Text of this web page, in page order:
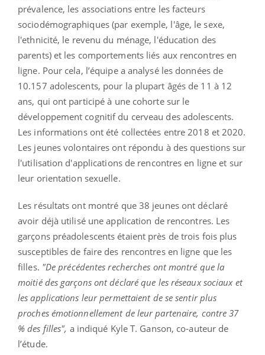
prévalence, les associations entre les facteurs
sociodémographiques (par exemple, l'âge, le sexe,
l'ethnicité, le revenu du ménage, l'éducation des
parents) et les comportements liés aux rencontres en
ligne. Pour cela, l’équipe a analysé les données de
10.157 adolescents, pour la plupart âgés de 11 à 12
ans, qui ont participé à une cohorte sur le
développement cognitif du cerveau des adolescents.
Les informations ont été collectées entre 2018 et 2020.
Les jeunes volontaires ont répondu à des questions sur
l'utilisation d'applications de rencontres en ligne et sur
leur orientation sexuelle.
Les résultats ont montré que 38 jeunes ont déclaré
avoir déjà utilisé une application de rencontres. Les
garçons préadolescents étaient près de trois fois plus
susceptibles de faire des rencontres en ligne que les
filles. "De précédentes recherches ont montré que la
moitié des garçons ont déclaré que les réseaux sociaux et
les applications leur permettaient de se sentir plus
proches émotionnellement de leur partenaire, contre 37
% des filles", a indiqué Kyle T. Ganson, co-auteur de
l’étude.